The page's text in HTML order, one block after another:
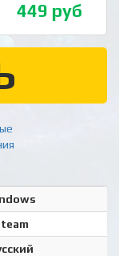
449 руб